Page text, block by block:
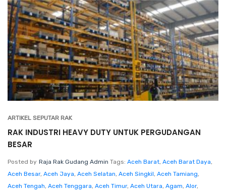
ARTIKEL SEPUTAR RAK
RAK INDUSTRI HEAVY DUTY UNTUK PERGUDANGAN
BESAR
Posted by Raja Rak Gudang Admin Tags: Aceh Barat, Aceh Barat Daya,
Aceh Besar, Aceh Jaya, Aceh Selatan, Aceh Singkil, Aceh Tamiang,
Aceh Tengah, Aceh Tenggara, Aceh Timur, Aceh Utara, Agam, Alor,